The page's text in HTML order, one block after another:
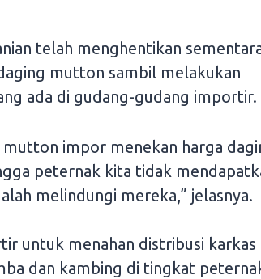
telah menghentikan
mutton sambil melakukan
ada di gudang-gudang importir.
impor menekan harga
peternak kita tidak
melindungi mereka,” jelasnya.
untuk menahan distribusi karkas
dan kambing di tingkat